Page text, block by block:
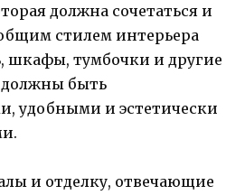
должна сочетаться и
стилем интерьера
шкафы, тумбочки и другие
быть
удобными и эстетически
и отделку, отвечающие